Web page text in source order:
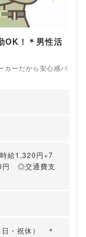
OK！＊男性活
カーだから安心感バ
給1,320円×7
円 ◎交通費支
日・祝休） ＊